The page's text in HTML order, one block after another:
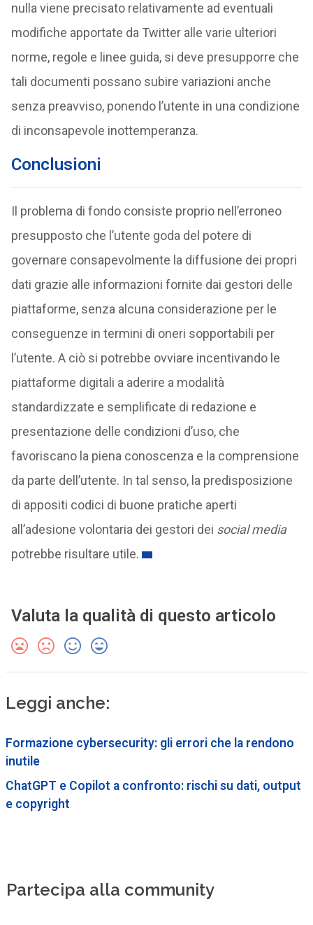
nulla viene precisato relativamente ad eventuali
modifiche apportate da Twitter alle varie ulteriori
norme, regole e linee guida, si deve presupporre che
tali documenti possano subire variazioni anche
senza preavviso, ponendo l’utente in una condizione
di inconsapevole inottemperanza.
Conclusioni
Il problema di fondo consiste proprio nell’erroneo
presupposto che l’utente goda del potere di
governare consapevolmente la diffusione dei propri
dati grazie alle informazioni fornite dai gestori delle
piattaforme, senza alcuna considerazione per le
conseguenze in termini di oneri sopportabili per
l’utente. A ciò si potrebbe ovviare incentivando le
piattaforme digitali a aderire a modalità
standardizzate e semplificate di redazione e
presentazione delle condizioni d’uso, che
favoriscano la piena conoscenza e la comprensione
da parte dell’utente. In tal senso, la predisposizione
di appositi codici di buone pratiche aperti
all’adesione volontaria dei gestori dei social media
potrebbe risultare utile.
Valuta la qualità di questo articolo
Leggi anche:
Formazione cybersecurity: gli errori che la rendono
inutile
ChatGPT e Copilot a confronto: rischi su dati, output
e copyright
Partecipa alla community